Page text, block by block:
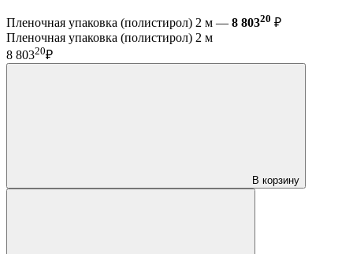
Пленочная упаковка (полистирол) 2 м — 8 80320 ₽
Пленочная упаковка (полистирол) 2 м
8 80320₽
В корзину